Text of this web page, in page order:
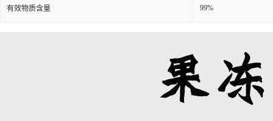
有效物质含量 99%